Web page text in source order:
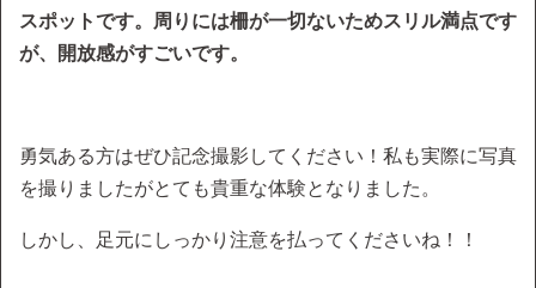
スポットです。周りには柵が一切ないためスリル満点です
が、開放感がすごいです。
勇気ある方はぜひ記念撮影してください！私も実際に写真
を撮りましたがとても貴重な体験となりました。
しかし、足元にしっかり注意を払ってくださいね！！